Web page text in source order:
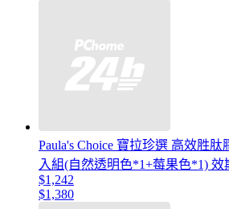
Paula's Choice 寶拉珍選 高效胜
入組(自然透明色*1+莓果色*1) 效
$1,242
$1,380